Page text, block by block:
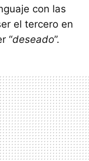
con las
el tercero en
“deseado”.